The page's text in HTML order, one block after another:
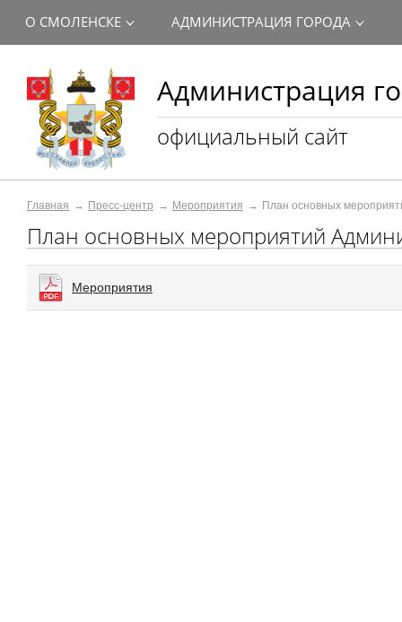
Администрация
официальный сайт
О СМОЛЕНСКЕ АДМИНИСТРАЦИЯ ГОРОДА
Главная Пресс-центр Мероприятия План основных
План основных мероприятий
Мероприятия